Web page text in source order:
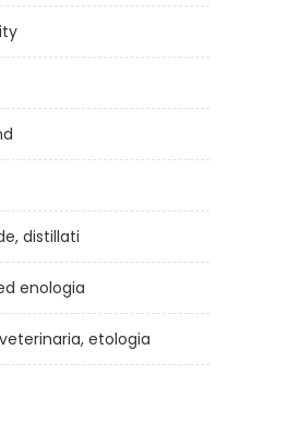
del Montefeltro
Graziano Pozzetto
distillati
enologia
etologia